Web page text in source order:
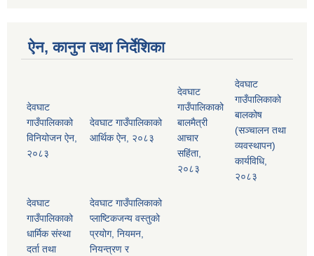
ऐन, कानुन तथा निर्देशिका
देवघाट
गाउँपालिकाको
विनियोजन ऐन,
२०८३
देवघाट गाउँपालिकाको
आर्थिक ऐन, २०८३
देवघाट
गाउँपालिकाको
बालमैत्री
आचार
सहिंता,
२०८३
देवघाट
गाउँपालिकाको
बालकोष
(सञ्चालन तथा
व्यवस्थापन)
कार्यविधि,
२०८३
देवघाट
गाउँपालिकाको
धार्मिक संस्था
दर्ता तथा
देवघाट गाउँपालिकाको
प्लाष्टिकजन्य वस्तुको
प्रयोग, नियमन,
नियन्त्रण र